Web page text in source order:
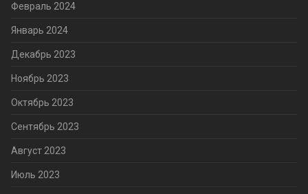
Февраль 2024
Январь 2024
Декабрь 2023
Ноябрь 2023
Октябрь 2023
Сентябрь 2023
Август 2023
Июль 2023